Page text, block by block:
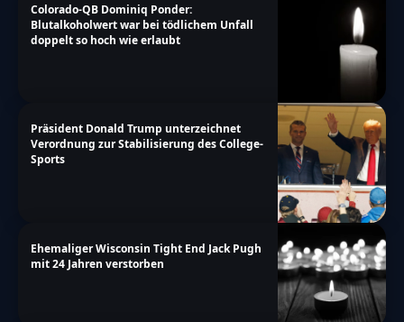
Colorado-QB Dominiq Ponder:
Blutalkoholwert war bei tödlichem Unfall
doppelt so hoch wie erlaubt
Präsident Donald Trump unterzeichnet
Verordnung zur Stabilisierung des College-
Sports
Ehemaliger Wisconsin Tight End Jack Pugh
mit 24 Jahren verstorben